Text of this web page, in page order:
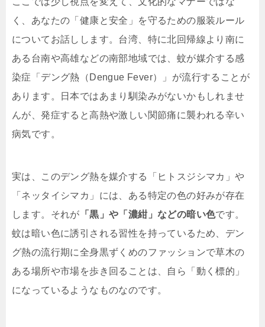
く、あなたの「健康と安全」を守るための服装ルール
についてお話しします。台湾、特に北回帰線より南に
ある台南や高雄などの南部地域では、蚊が媒介する感
染症「デング熱（Dengue Fever）」が流行することが
あります。日本ではあまり馴染みがないかもしれませ
んが、発症すると高熱や激しい関節痛に襲われる辛い
病気です。
実は、このデング熱を媒介する「ヒトスジシマカ」や
「ネッタイシマカ」には、ある特定の色の好みが存在
します。それが 「黒」や「濃紺」などの暗い色です。
蚊は暗い色に誘引される習性を持っているため、デン
グ熱の流行期に全身黒ずくめのファッションで草木の
ある場所や市場を歩き回ることは、自ら「動く標的」
になっているようなものなのです。